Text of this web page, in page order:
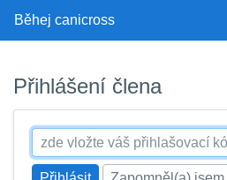
Běhej canicross
Přihlášení člena